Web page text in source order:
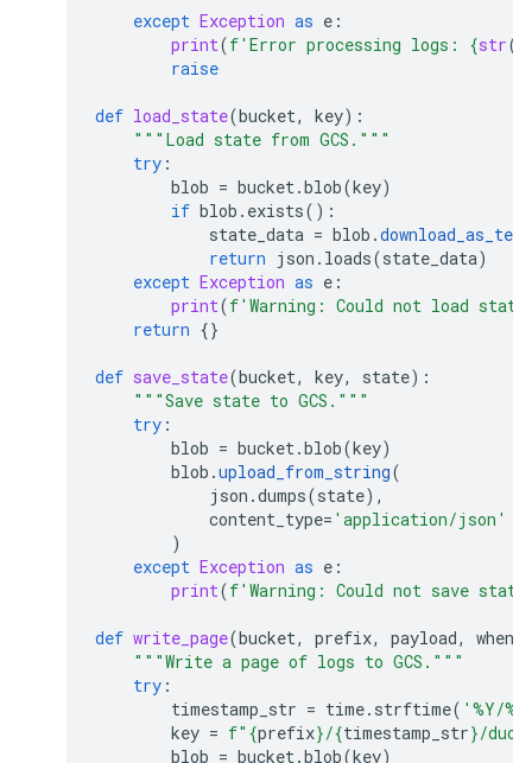
except Exception as e :
print(f'Error processing logs: {str(
raise
def load_state(bucket, key):
"""Load state from GCS."""
try :
blob = bucket.blob(key)
if blob . exists():
state_data = blob .download_as_text
return json . loads(state_data)
except Exception as e :
print(f'Warning: Could not load
return {}
def save_state(bucket, key, state):
"""Save state to GCS."""
try :
blob = bucket.blob(key)
blob .upload_from_string(
json .dumps(state),
content_type= 'application/json'
)
except Exception as e :
print(f'Warning: Could not save
def write_page(bucket, prefix, payload, when
"""Write a page of logs to GCS."""
try :
timestamp_str = time. strftime( '%Y/
key = f" {prefix}/{timestamp_str}/duo-
blob = bucket.blob(key)